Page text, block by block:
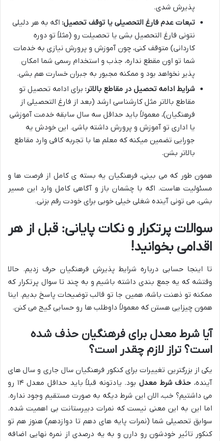
پذیرش شدی.
تبعات عدم فارغ التحصیلی یا توقف تحصیل: اگه به هر دلیلی
نتونی فارغ التحصیل بشی یا تحصیلت رو (مثلاً تو دوره
کاردانی) متوقف کنی، چون آموزش و پرورش نیازی به خدمات
شما تو اون مقطع نداره، جذب و استخدام رسمی شما امکان
پذیر نخواهد بود و ممکنه مجبور به جبران خسارت هم بشی.
شرایط ادامه تحصیل در مقاطع بالاتر: برای ادامه تحصیل تو
مقاطع بالاتر مثل کارشناسی ارشد (بعد از فارغ التحصیلی از
فرهنگیان)، معمولاً باید حداقل سه سال سابقه خدمت آموزشی
یا اداری تو آموزش و پرورش داشته باشی. این خودش یه
جورایی تضمین میکنه که معلم ها با تجربه کافی وارد مقاطع
بالاتر بشن.
همون طور که می بینی، فرهنگیان یه بسته ی کامل از فرصت ها و
مسئولیت هاست. اگه با چشمان باز و آگاهی کامل وارد این مسیر
بشی، می تونی آینده شغلی خیلی خوبی برای خودت رقم بزنی.
سوالات پرتکرار و نکات پایانی: قبل از هر
اقدامی بخوانید!
تا اینجا حسابی درباره شرایط پذیرش فرهنگیان حرف زدیم. حالا
وقتشه که یه جمع بندی داشته باشیم و به چند تا سوال پرتکرار که
ممکنه تو ذهنت باشه، همین جا تو قالب توضیحات پاسخ بدیم. اینا
همون چیزایی هستن که معمولاً داوطلب ها رو حسابی گیج می کنن.
آیا شرط معدل برای فرهنگیان حذف شده
است؟ تراز لازم چقدر است؟
یکی از بزرگترین تغییرات برای کنکور فرهنگیان سال جاری و سال های
آینده، حذف شرط معدل
بود. یادتونه قبلاً باید حداقل معدل ۱۴ رو
می داشتیم؟ خب، الان این شرط دیگه به صورت مستقیم وجود نداره.
اما این به این معنی نیست که نمرات دبیرستانت بی اهمیت شده.
سوابق تحصیلی شما (نمرات پایه های دهم تا دوازدهم) هنوز هم تو
کنکور تاثیر خودشون رو دارن و به یه درصدی از نمره نهایی اضافه